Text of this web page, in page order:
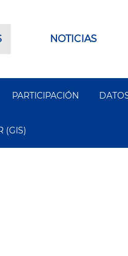
NOTICIAS
PARTICIPACIÓN
(GIS)